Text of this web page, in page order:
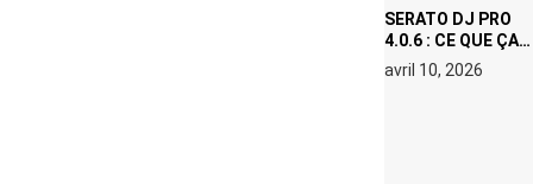
SERATO DJ PRO
4.0.6 : CE QUE ÇA
CHANGE, MÊME SI
VOUS N’ÊTES NI
avril 10, 2026